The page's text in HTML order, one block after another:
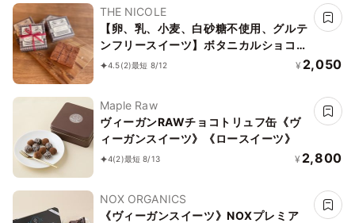
THE NICOLE
【卵、乳、小麦、白砂糖不使用、グルテ
ンフリースイーツ】ボタニカルショコラ
京豆腐生チョコ 《ヴィーガンスイー
4.5(2)最短 8/12 ¥ 2,050
Maple Raw
ヴィーガンRAWチョコトリュフ缶《ヴ
ィーガンスイーツ》《ロースイーツ》
4(2)最短 8/13 ¥ 2,800
NOX ORGANICS
《ヴィーガンスイーツ》NOXプレミア